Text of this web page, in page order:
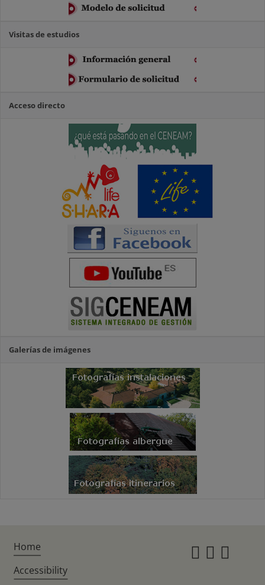
Visitas de estudios
Acceso directo
Galerías de imágenes
Home
Accessibility